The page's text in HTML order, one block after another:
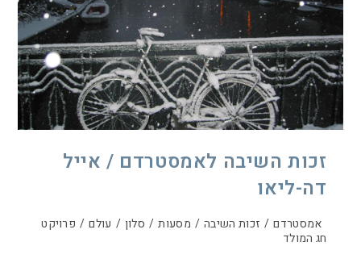
זכות השיבה לאמסטרדם / אייל
דה-ליאו
אמסטרדם / זכות השיבה / מסעות / סלון / עולם / פרויקט
חג המולד